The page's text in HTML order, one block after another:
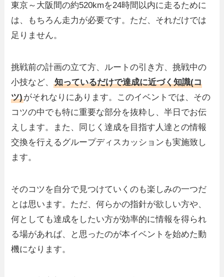
東京～大阪間の約520kmを24時間以内に走るために
は、もちろん走力が必要です。ただ、それだけでは
足りません。
挑戦前の計画の立て方、ルートの引き方、挑戦中の
小技など、知っているだけで達成に近づく知識(コ
ツ)がそれなりにあります。このイベントでは、その
コツの中でも特に重要な部分を抜粋し、半日でお伝
えします。また、同じく達成を目指す人達との情報
交換を行えるグループディスカッションも実施致し
ます。
そのコツを自分で見つけていくのも楽しみの一つだ
とは思います。ただ、何らかの指針が欲しい方や、
何としても達成をしたい方が効率的に情報を得られ
る場があれば、と思ったのが本イベントを始めた動
機になります。